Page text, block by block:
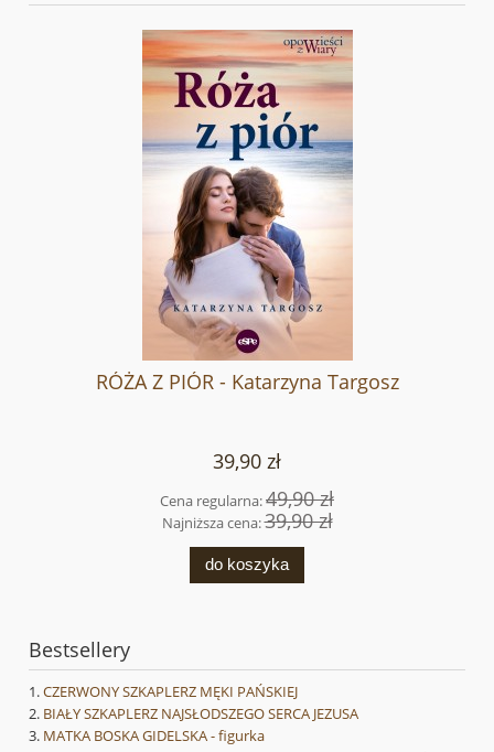
RÓŻA Z PIÓR - Katarzyna Targosz
39,90 zł
Cena regularna:49,90 zł
Najniższa cena:39,90 zł
do koszyka
Bestsellery
CZERWONY SZKAPLERZ MĘKI PAŃSKIEJ
BIAŁY SZKAPLERZ NAJSŁODSZEGO SERCA JEZUSA
MATKA BOSKA GIDELSKA - figurka